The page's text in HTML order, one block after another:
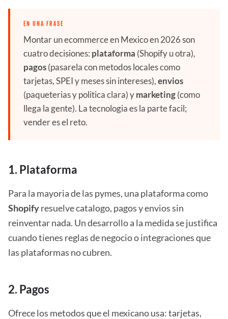
EN UNA FRASE
Montar un ecommerce en Mexico en 2026 son
cuatro decisiones: plataforma (Shopify u otra),
pagos(pasarela con metodos locales como
tarjetas, SPEI y meses sin intereses),envios
(paqueterias y politica clara) ymarketing(como
llega la gente). La tecnologia es la parte facil;
vender es el reto.
1. Plataforma
Para la mayoria de las pymes, una plataforma como
Shopifyresuelve catalogo, pagos y envios sin
reinventar nada. Un desarrollo a la medida se justifica
cuando tienes reglas de negocio o integraciones que
las plataformas no cubren.
2. Pagos
Ofrece los metodos que el mexicano usa: tarjetas,